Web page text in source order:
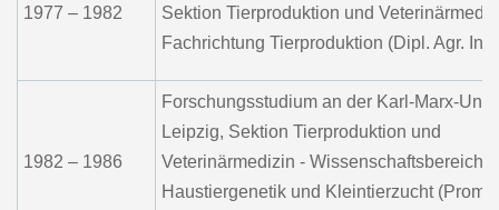
1977 – 1982
Sektion Tierproduktion und
Fachrichtung Tierproduktion (Dipl. Agr.
1982 – 1986
Forschungsstudium an der Karl-Marx-
Leipzig, Sektion Tierproduktion und
Veterinärmedizin - Wissenschaftsbereich
Haustiergenetik und Kleintierzucht